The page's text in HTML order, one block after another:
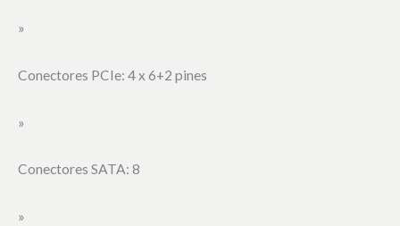
»
Conectores PCIe: 4 x 6+2 pines
»
Conectores SATA: 8
»